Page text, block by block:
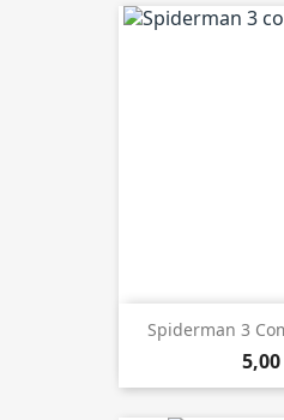
Spiderman 3
5,00